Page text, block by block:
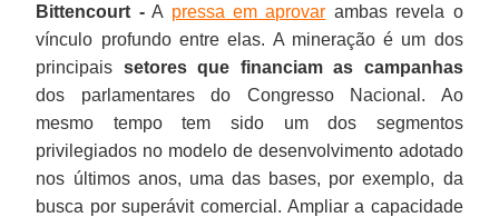
Bittencourt -A pressa em aprovar ambas revela o
vínculo profundo entre elas. A mineração é um dos
principais setores que financiam as campanhas
dos parlamentares do Congresso Nacional. Ao
mesmo tempo tem sido um dos segmentos
privilegiados no modelo de desenvolvimento adotado
nos últimos anos, uma das bases, por exemplo, da
busca por superávit comercial. Ampliar a capacidade